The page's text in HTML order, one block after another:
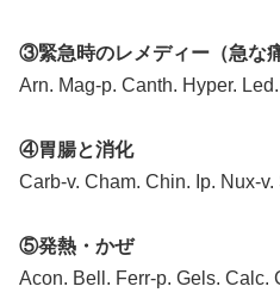
③緊急時のレメディー（急な
Arn. Mag-p. Canth. Hyper.
④胃腸と消化
Carb-v. Cham. Chin. Ip. Nux-v.
⑤発熱・かぜ
Acon. Bell. Ferr-p. Gels. Calc.